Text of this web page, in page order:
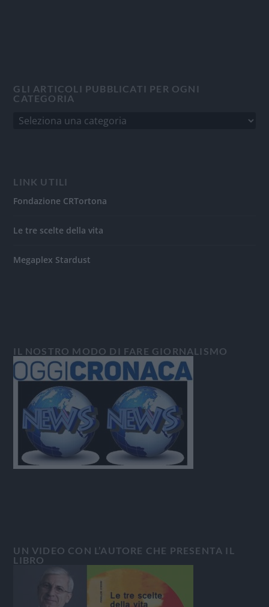
GLI ARTICOLI PUBBLICATI PER OGNI
CATEGORIA
LINK UTILI
Fondazione CRTortona
Le tre scelte della vita
Megaplex Stardust
IL NOSTRO MODO DI FARE GIORNALISMO
UN VIDEO CON L’AUTORE CHE PRESENTA IL
LIBRO